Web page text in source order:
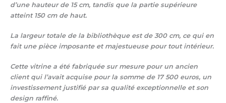
d’une hauteur de 15 cm, tandis que la partie supérieure
atteint 150 cm de haut.
La largeur totale de la bibliothèque est de 300 cm, ce qui en
fait une pièce imposante et majestueuse pour tout intérieur.
Cette vitrine a été fabriquée sur mesure pour un ancien
client qui l’avait acquise pour la somme de 17 500 euros, un
investissement justifié par sa qualité exceptionnelle et son
design raffiné.